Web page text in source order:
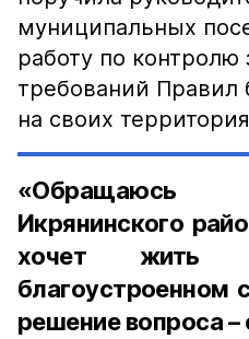
муниципальных
работу по
требований Правил
на своих
Икрянинского
хочет
благоустроенном
решение вопроса